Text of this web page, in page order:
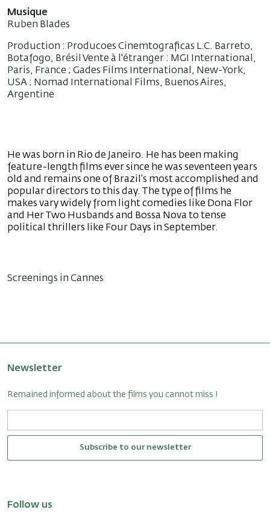
Musique
Ruben Blades
Production : Producoes Cinemtograficas L.C. Barreto,
Botafogo, Brésil Vente à l'étranger : MGI International,
Paris, France ; Gades Films International, New-York,
USA ; Nomad International Films, Buenos Aires,
Argentine
He was born in Rio de Janeiro. He has been making
feature-length films ever since he was seventeen years
old and remains one of Brazil’s most accomplished and
popular directors to this day. The type of films he
makes vary widely from light comedies like Dona Flor
and Her Two Husbands and Bossa Nova to tense
political thrillers like Four Days in September.
Screenings in Cannes
Newsletter
Remained informed about the films you cannot miss !
Subscribe to our newsletter
Follow us